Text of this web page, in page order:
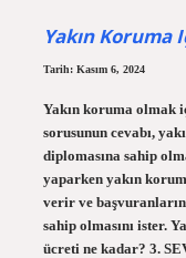
Yakın Koruma
Tarih: Kasım 6, 2024
Yakın koruma olmak
sorusunun cevabı,
diplomasına sahip
yaparken yakın
verir ve
sahip olmasını ister.
ücreti ne kadar? 3.